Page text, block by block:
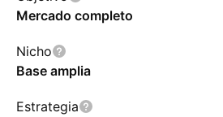
Mercado completo
Nicho
Base amplia
Estrategia